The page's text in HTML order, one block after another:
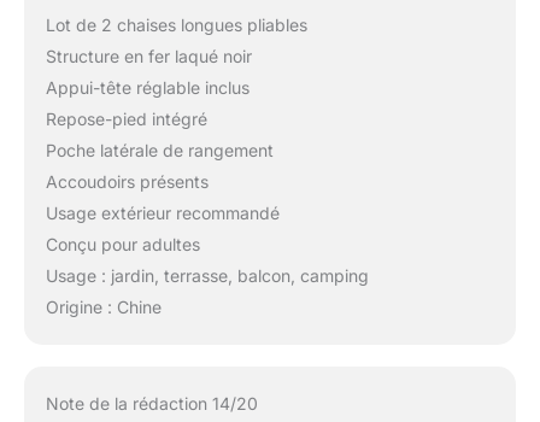
Lot de 2 chaises longues pliables
Structure en fer laqué noir
Appui-tête réglable inclus
Repose-pied intégré
Poche latérale de rangement
Accoudoirs présents
Usage extérieur recommandé
Conçu pour adultes
Usage : jardin, terrasse, balcon, camping
Origine : Chine
Note de la rédaction 14/20